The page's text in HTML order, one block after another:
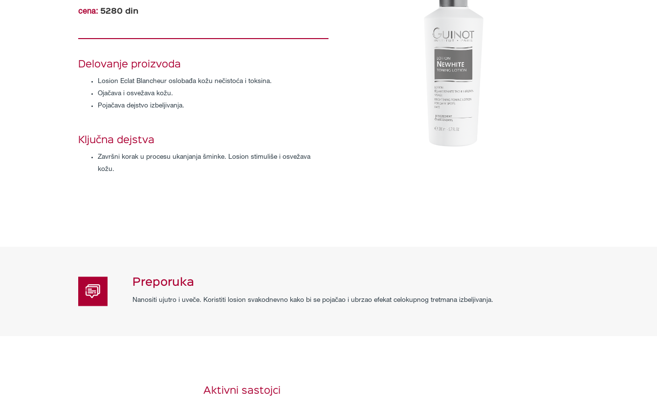
cena: 5280 din
Delovanje proizvoda
Losion Eclat Blancheur oslobađa kožu nečistoća i toksina.
Ojačava i osvežava kožu.
Pojačava dejstvo izbeljivanja.
Ključna dejstva
Završni korak u procesu ukanjanja šminke. Losion stimuliše i osvežava
kožu.
Preporuka
Nanositi ujutro i uveče. Koristiti losion svakodnevno kako bi se pojačao i ubrzao efekat celokupnog tretmana izbeljivanja.
Aktivni sastojci